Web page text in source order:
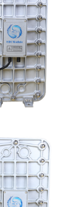
EDI模块
EDI超纯水